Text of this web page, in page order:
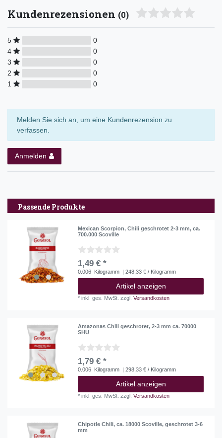
Kundenrezensionen (0)
5
0
4
0
3
0
2
0
1
0
Melden Sie sich an, um eine Kundenrezension zu
verfassen.
Anmelden
Passende Produkte
Mexican Scorpion, Chili geschrotet 2-3 mm, ca.
700.000 Scoville
1,49 € *
0.006 Kilogramm | 248,33 € / Kilogramm
Artikel anzeigen
*inkl. ges. MwSt. zzgl.Versandkosten
Amazonas Chili geschrotet, 2-3 mm ca. 70000
SHU
1,79 € *
0.006 Kilogramm | 298,33 € / Kilogramm
Artikel anzeigen
*inkl. ges. MwSt. zzgl.Versandkosten
Chipotle Chili, ca. 18000 Scoville, geschrotet 3-6
mm